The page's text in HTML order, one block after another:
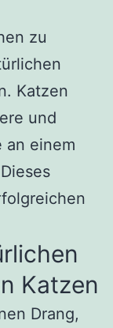
zu
Katzen
und
an einem
Katzen
Drang,